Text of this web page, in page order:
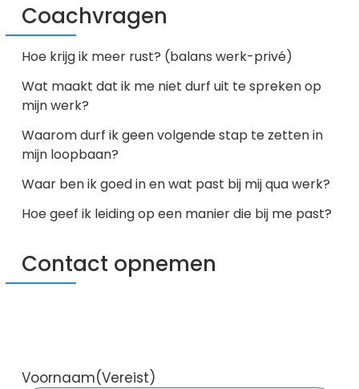
Coachvragen
Hoe krijg ik meer rust? (balans werk-privé)
Wat maakt dat ik me niet durf uit te spreken op
mijn werk?
Waarom durf ik geen volgende stap te zetten in
mijn loopbaan?
Waar ben ik goed in en wat past bij mij qua werk?
Hoe geef ik leiding op een manier die bij me past?
Contact opnemen
Voornaam(Vereist)